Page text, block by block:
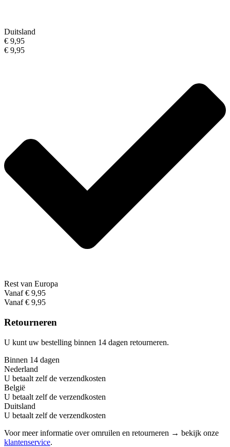
Duitsland
€ 9,95
€ 9,95
Rest van Europa
Vanaf € 9,95
Vanaf € 9,95
Retourneren
U kunt uw bestelling binnen 14 dagen retourneren.
Binnen 14 dagen
Nederland
U betaalt zelf de verzendkosten
België
U betaalt zelf de verzendkosten
Duitsland
U betaalt zelf de verzendkosten
Voor meer informatie over omruilen en retourneren → bekijk onze
klantenservice.